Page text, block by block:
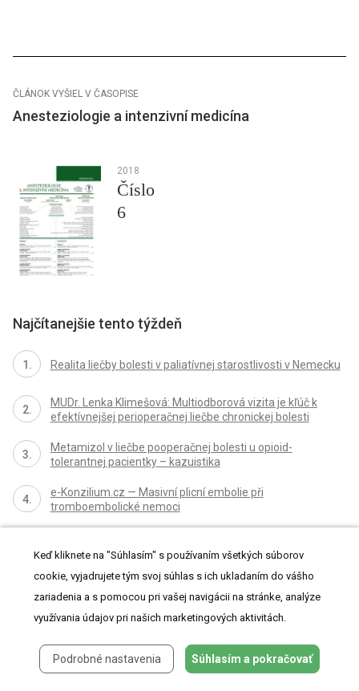
ČLÁNOK VYŠIEL V ČASOPISE
Anesteziologie a intenzivní medicína
2018
Číslo
6
Najčítanejšie tento týždeň
Realita liečby bolesti v paliatívnej starostlivosti v Nemecku
MUDr. Lenka Klimešová: Multiodborová vizita je kľúč k
efektívnejšej perioperačnej liečbe chronickej bolesti
Metamizol v liečbe pooperačnej bolesti u opioid-
tolerantnej pacientky – kazuistika
e-Konzilium.cz — Masivní plicní embolie při
tromboembolické nemoci
nutričný manažment u pacientov s COVID-19
Všetky články tohto čísla
Časopis Anesteziologie a intenzivní medicína na prahu 30. ročníku
Keď kliknete na "Súhlasím" s používaním všetkých súborov
cookie, vyjadrujete tým svoj súhlas s ich ukladaním do vášho
zariadenia a s pomocou pri vašej navigácii na stránke, analýze
využívania údajov pri našich marketingových aktivitách.
Podrobné nastavenia Súhlasím a pokračovať